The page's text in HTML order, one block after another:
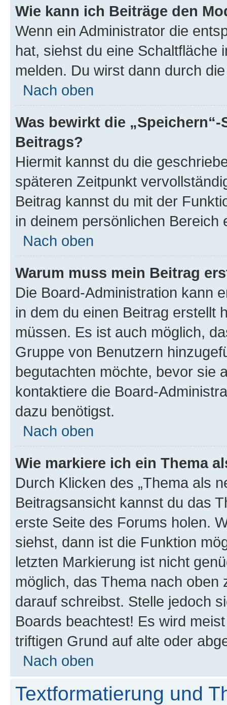
Wie kann ich Beiträge den
Wenn ein Administrator die
hat, siehst du eine Schaltfläche
melden. Du wirst dann durch
Nach oben
Was bewirkt die
Beitrags?
Hiermit kannst du die
späteren Zeitpunkt
Beitrag kannst du mit der
in deinem persönlichen Bereich
Nach oben
Warum muss mein Beitrag
Die Board-Administration kann
in dem du einen Beitrag erstellt
müssen. Es ist auch möglich,
Gruppe von Benutzern
begutachten möchte, bevor sie
kontaktiere die Board-
dazu benötigst.
Nach oben
Wie markiere ich ein Thema
Durch Klicken des „Thema als
Beitragsansicht kannst du das
erste Seite des Forums holen.
siehst, dann ist die Funktion
letzten Markierung ist nicht
möglich, das Thema nach oben
darauf schreibst. Stelle jedoch
Boards beachtest! Es wird
triftigen Grund auf alte oder
Nach oben
Textformatierung und